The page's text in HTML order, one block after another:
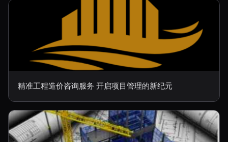
精准工程造价咨询服务 开启项目管理的新纪元